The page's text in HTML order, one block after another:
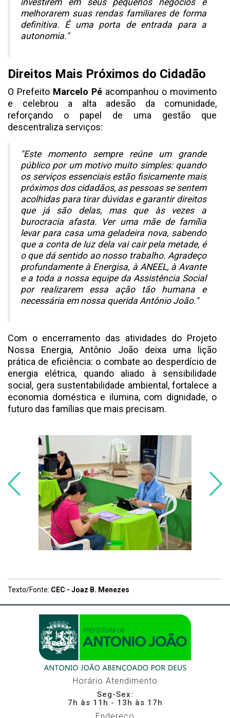
investirem em seus pequenos negócios e
melhorarem suas rendas familiares de forma
definitiva. É uma porta de entrada para a
autonomia."
Direitos Mais Próximos do Cidadão
O Prefeito Marcelo Pé acompanhou o movimento
e celebrou a alta adesão da comunidade,
reforçando o papel de uma gestão que
descentraliza serviços:
"Este momento sempre reúne um grande
público por um motivo muito simples: quando
os serviços essenciais estão fisicamente mais
próximos dos cidadãos, as pessoas se sentem
acolhidas para tirar dúvidas e garantir direitos
que já são delas, mas que às vezes a
burocracia afasta. Ver uma mãe de família
levar para casa uma geladeira nova, sabendo
que a conta de luz dela vai cair pela metade, é
o que dá sentido ao nosso trabalho. Agradeço
profundamente à Energisa, à ANEEL, à Avante
e a toda a nossa equipe da Assistência Social
por realizarem essa ação tão humana e
necessária em nossa querida Antônio João."
Com o encerramento das atividades do Projeto
Nossa Energia, Antônio João deixa uma lição
prática de eficiência: o combate ao desperdício de
energia elétrica, quando aliado à sensibilidade
social, gera sustentabilidade ambiental, fortalece a
economia doméstica e ilumina, com dignidade, o
futuro das famílias que mais precisam.
Texto/Fonte: CEC - Joaz B. Menezes
Horário Atendimento
Seg-Sex:
7h às 11h - 13h às 17h